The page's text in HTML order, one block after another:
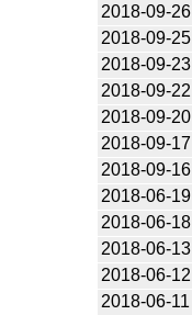
2018-09-26
2018-09-25
2018-09-23
2018-09-22
2018-09-20
2018-09-17
2018-09-16
2018-06-19
2018-06-18
2018-06-13
2018-06-12
2018-06-11